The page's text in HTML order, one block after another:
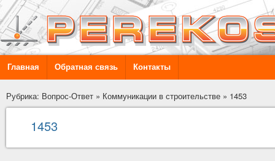
Главная Обратная связь Контакты
Рубрика: Вопрос-Ответ » Коммуникации в строительстве » 1453
1453